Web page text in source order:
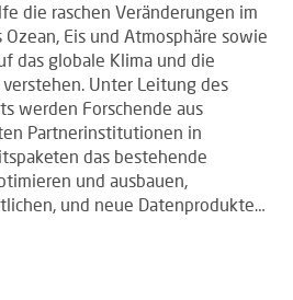
die raschen Veränderungen im
Eis und Atmosphäre sowie
das globale Klima und die
Unter Leitung des
werden Forschende aus
Partnerinstitutionen in
das bestehende
und ausbauen,
und neue Datenprodukte…